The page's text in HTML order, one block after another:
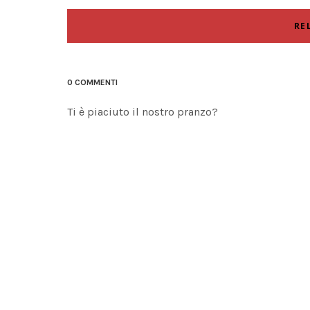
0 COMMENTI
Ti è piaciuto il nostro pranzo?